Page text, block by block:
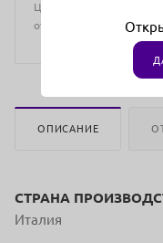
Цена действительна
отличаться от цен в
ОПИСАНИЕ
СТРАНА
Италия